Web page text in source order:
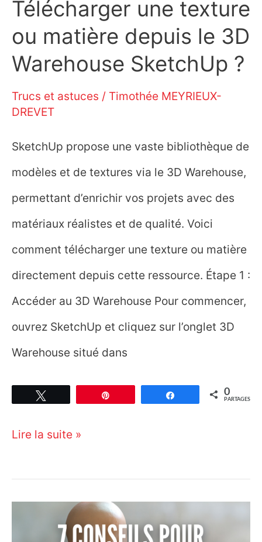
Télécharger une texture
ou matière depuis le 3D
Warehouse SketchUp ?
Trucs et astuces / Timothée MEYRIEUX-
DREVET
SketchUp propose une vaste bibliothèque de
modèles et de textures via le 3D Warehouse,
permettant d’enrichir vos projets avec des
matériaux réalistes et de qualité. Voici
comment télécharger une texture ou matière
directement depuis cette ressource. Étape 1 :
Accéder au 3D Warehouse Pour commencer,
ouvrez SketchUp et cliquez sur l’onglet 3D
Warehouse situé dans
Partagez 0
PARTAGES
Télécharger
Lire la suite »